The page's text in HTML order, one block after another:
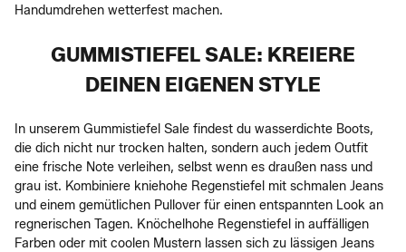
Handumdrehen wetterfest machen.
GUMMISTIEFEL SALE: KREIERE
DEINEN EIGENEN STYLE
In unserem Gummistiefel Sale findest du wasserdichte Boots,
die dich nicht nur trocken halten, sondern auch jedem Outfit
eine frische Note verleihen, selbst wenn es draußen nass und
grau ist. Kombiniere kniehohe Regenstiefel mit schmalen Jeans
und einem gemütlichen Pullover für einen entspannten Look an
regnerischen Tagen. Knöchelhohe Regenstiefel in auffälligen
Farben oder mit coolen Mustern lassen sich zu lässigen Jeans